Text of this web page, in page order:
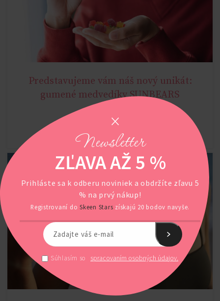
Predstavujeme vám náš nový unikát:
gumené medvedíky SUNBEARS
POKRAČOVAŤ V ČÍTANÍ
Newsletter
ZĽAVA AŽ 5 %
Prihláste sa k odberu noviniek a obdržíte zľavu 5
% na prvý nákup!
Registrovaní do Skeen Stars získajú 20 bodov navyše.
Súhlasím so spracovaním osobných údajov.